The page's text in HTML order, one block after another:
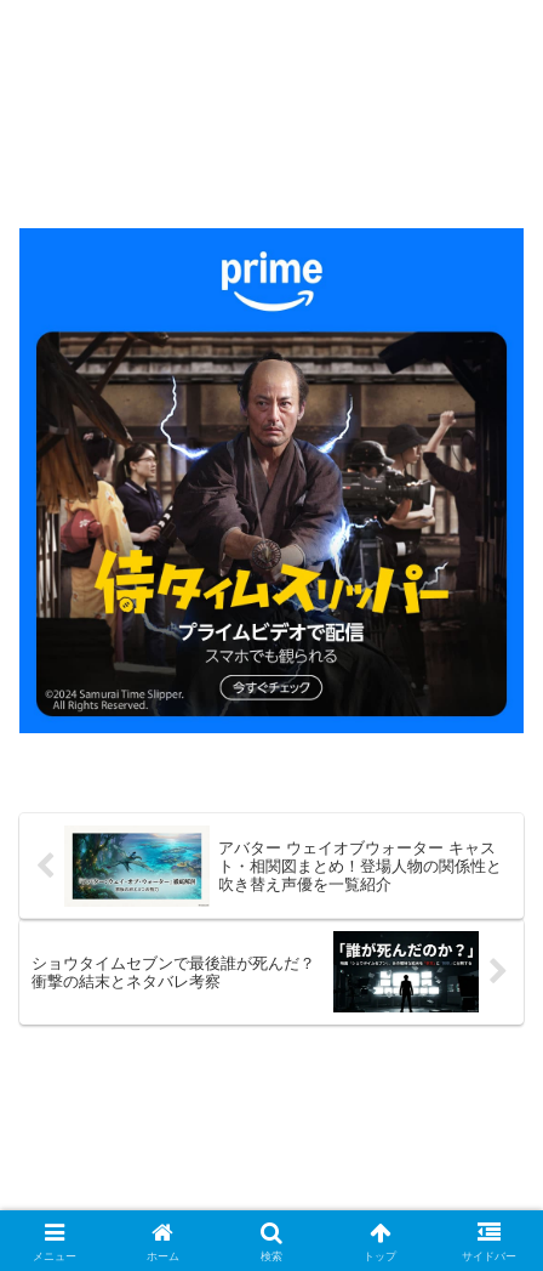
アバター ウェイオブウォーター キャス
ト・相関図まとめ！登場人物の関係性と
吹き替え声優を一覧紹介
ショウタイムセブンで最後誰が死んだ？
衝撃の結末とネタバレ考察
メニュー ホーム 検索 トップ サイドバー